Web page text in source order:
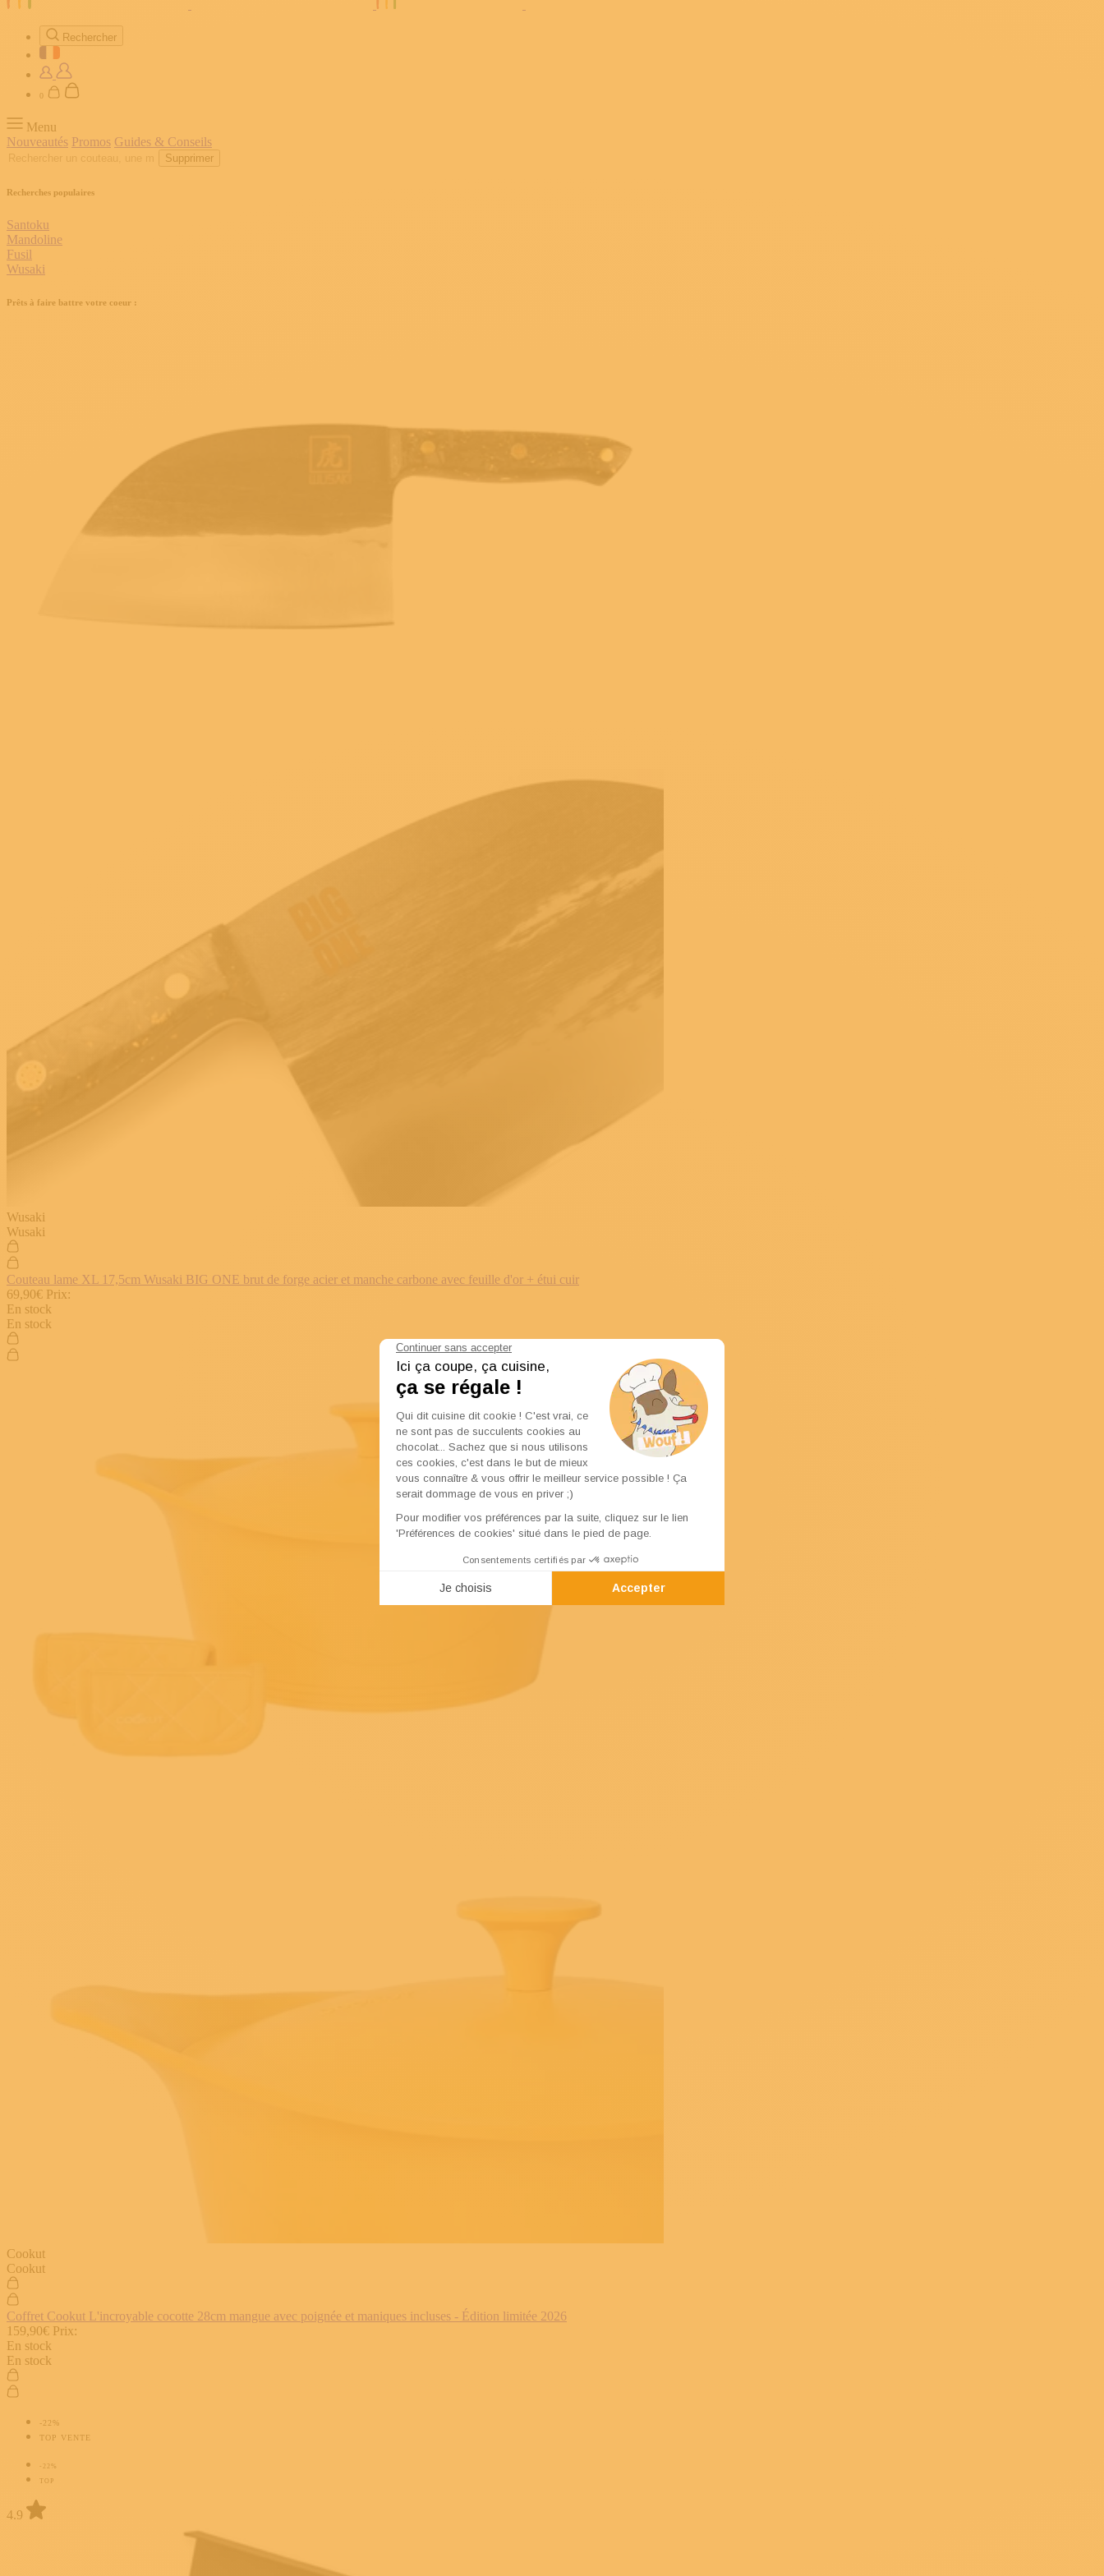
Rechercher
0
Menu
Nouveautés Promos Guides & Conseils
Supprimer
Recherches populaires
Santoku
Mandoline
Fusil
Wusaki
Prêts à faire battre votre coeur :
Wusaki
Wusaki
Couteau lame XL 17,5cm Wusaki BIG ONE brut de forge acier et manche carbone avec feuille d'or + étui cuir
69,90€ Prix:
En stock
En stock
Cookut
Cookut
Coffret Cookut L'incroyable cocotte 28cm mangue avec poignée et maniques incluses - Édition limitée 2026
159,90€ Prix:
En stock
En stock
-22%
TOP VENTE
-22%
TOP
4.9